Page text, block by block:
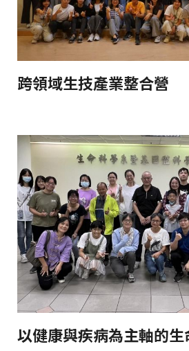
跨領域生技產業整合營
以健康與疾病為主軸的生